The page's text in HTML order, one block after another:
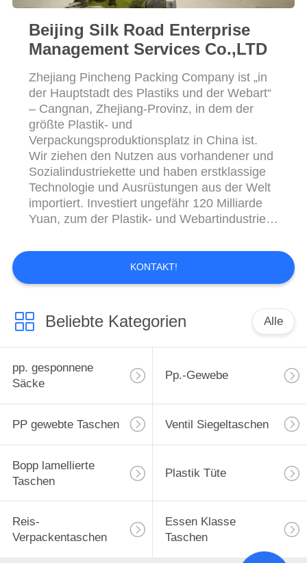
Beijing Silk Road Enterprise
Management Services Co.,LTD
Zhejiang Pincheng Packing Company ist „in
der Hauptstadt des Plastiks und der Webart“
– Cangnan, Zhejiang-Provinz, in dem der
größte Plastik- und
Verpackungsproduktionsplatz in China ist.
Wir ziehen den Nutzen aus vorhandener und
Sozialindustriekette und haben erstklassige
Technologie und Ausrüstungen aus der Welt
importiert. Investiert ungefähr 120 Milliarde
Yuan, zum der Plastik- und Webartindustrie
wichtige Projekt in Cangnan im Jahre 2013
ist. Unsere Firma produziert hauptsächlich
die verschiedenen zusammengesetzten
KONTAKT!
Beliebte Kategorien Alle
pp. gesponnene
Säcke
Pp.-Gewebe
PP gewebte Taschen Ventil Siegeltaschen
Bopp lamellierte
Taschen
Plastik Tüte
Reis-
Verpackentaschen
Essen Klasse
Taschen